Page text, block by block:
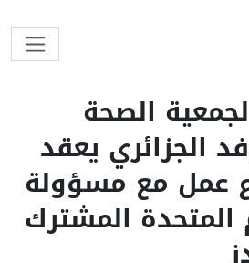
الدورة الـ79 لجمعية الصحة
الجزائري يعقد
عمل مع مسؤولة
المتحدة المشترك